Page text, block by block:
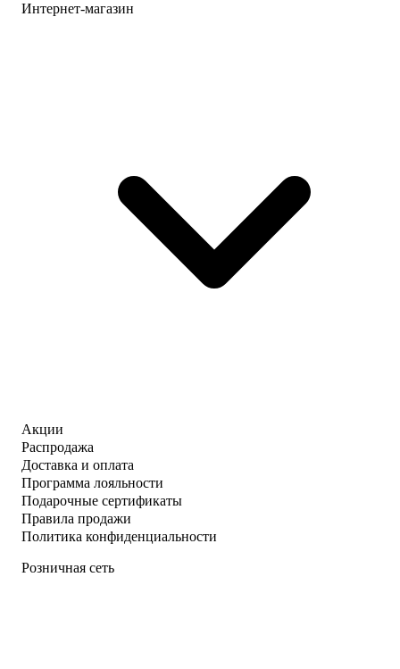
Интернет-магазин
Акции
Распродажа
Доставка и оплата
Программа лояльности
Подарочные сертификаты
Правила продажи
Политика конфиденциальности
Розничная сеть